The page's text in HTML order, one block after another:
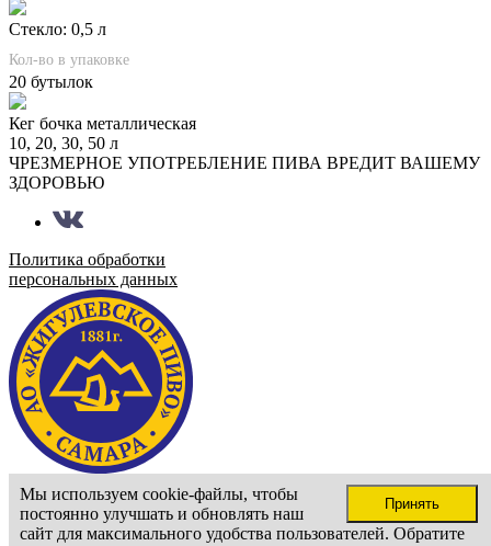
Стекло: 0,5 л
Кол-во в упаковке
20 бутылок
Кег бочка металлическая
10, 20, 30, 50 л
ЧРЕЗМЕРНОЕ УПОТРЕБЛЕНИЕ ПИВА ВРЕДИТ ВАШЕМУ
ЗДОРОВЬЮ
Политика обработки
персональных данных
Сайт доступен только для лиц старше 18 лет
Подтвердите ваш возраст
Мне больше 18 лет
Принять
Мы используем cookie-файлы, чтобы
постоянно улучшать и обновлять наш
сайт для максимального удобства пользователей. Обратите